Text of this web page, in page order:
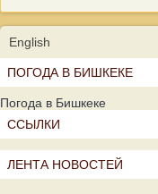
English
ПОГОДА В БИШКЕКЕ
Погода в Бишкеке
ССЫЛКИ
ЛЕНТА НОВОСТЕЙ